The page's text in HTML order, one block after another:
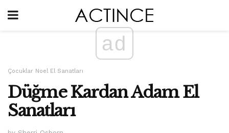
ad
Çocuklar Noel El Sanatları
Düğme Kardan Adam El
Sanatları